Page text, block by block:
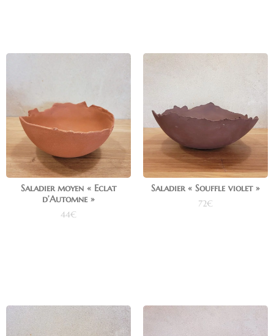
Saladier moyen « Eclat
d’Automne »
44€
Saladier « Souffle violet »
72€